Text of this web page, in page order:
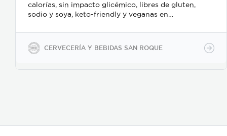
calorías, sin impacto glicémico, libres de gluten,
sodio y soya, keto-friendly y veganas en
en PET.
CERVECERÍA Y BEBIDAS SAN ROQUE